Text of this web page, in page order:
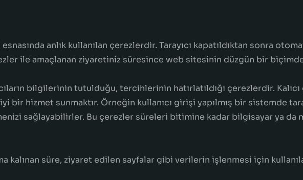
anlık kullanılan çerezlerdir. Tarayıcı kapatıldıktan sonra
ile amaçlanan ziyaretiniz süresince web sitesinin düzgün bir
bilgilerinin tutulduğu, tercihlerinin hatırlatıldığı çerezlerdir.
bir hizmet sunmaktır. Örneğin kullanıcı girişi yapılmış bir sistemde
sağlayabilirler. Bu çerezler süreleri bitimine kadar bilgisayar ya da
kalınan süre, ziyaret edilen sayfalar gibi verilerin işlenmesi için